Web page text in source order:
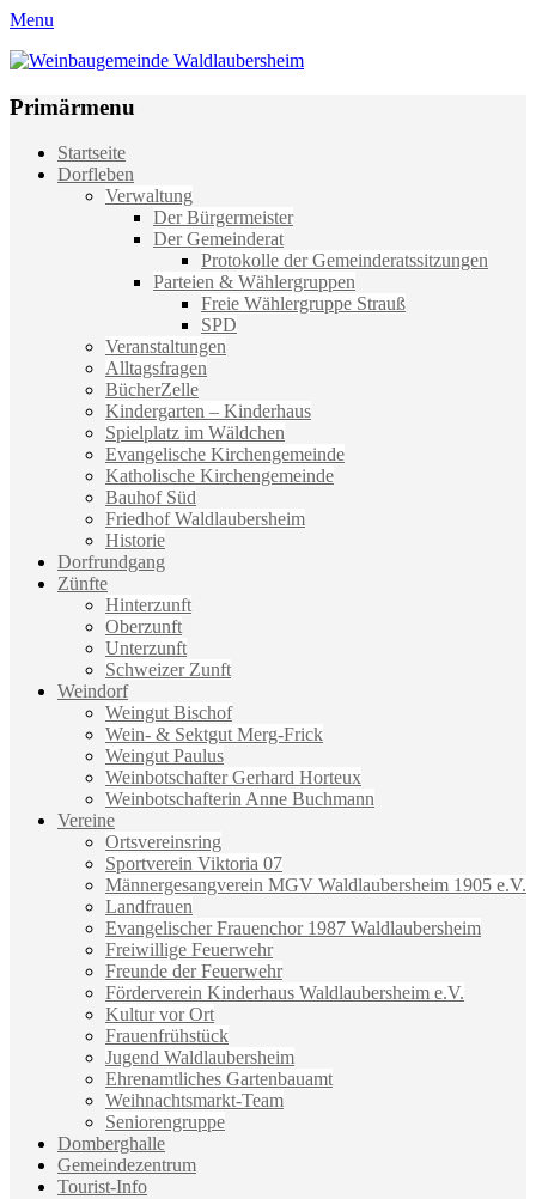
Menu
Weinbaugemeinde Waldlaubersheim
Primärmenu
Weiter
zum
Startseite
Dorfleben
Verwaltung
Der Bürgermeister
Der Gemeinderat
Protokolle der Gemeinderatssitzungen
Parteien & Wählergruppen
Freie Wählergruppe Strauß
SPD
Veranstaltungen
Alltagsfragen
BücherZelle
Kindergarten – Kinderhaus
Spielplatz im Wäldchen
Evangelische Kirchengemeinde
Katholische Kirchengemeinde
Bauhof Süd
Friedhof Waldlaubersheim
Historie
Dorfrundgang
Zünfte
Hinterzunft
Oberzunft
Unterzunft
Schweizer Zunft
Weindorf
Weingut Bischof
Wein- & Sektgut Merg-Frick
Weingut Paulus
Weinbotschafter Gerhard Horteux
Weinbotschafterin Anne Buchmann
Vereine
Ortsvereinsring
Sportverein Viktoria 07
Männergesangverein MGV Waldlaubersheim 1905 e.V.
Landfrauen
Evangelischer Frauenchor 1987 Waldlaubersheim
Freiwillige Feuerwehr
Freunde der Feuerwehr
Förderverein Kinderhaus Waldlaubersheim e.V.
Kultur vor Ort
Frauenfrühstück
Jugend Waldlaubersheim
Ehrenamtliches Gartenbauamt
Weihnachtsmarkt-Team
Seniorengruppe
Domberghalle
Gemeindezentrum
Tourist-Info